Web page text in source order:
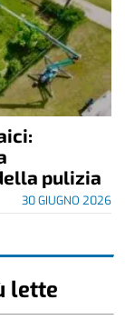
pulizia
30 GIUGNO 2026
lette